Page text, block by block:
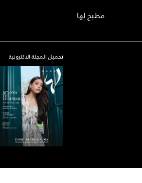
مطبخ لها
تحميل المجلة الاكترونية